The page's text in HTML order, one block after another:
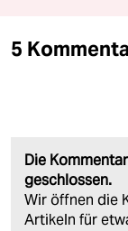
5
Die
geschlossen.
Wir öffnen die
Artikeln für